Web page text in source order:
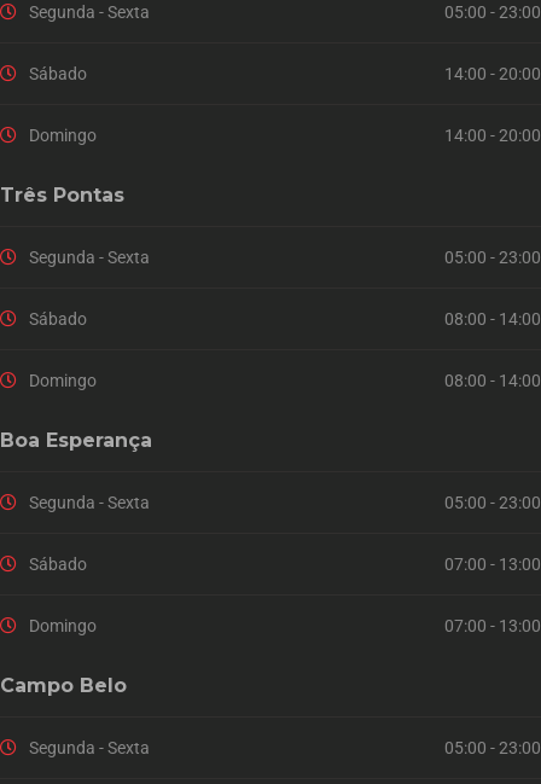
Segunda - Sexta 05:00 - 23:00
Sábado 14:00 - 20:00
Domingo 14:00 - 20:00
Três Pontas
Segunda - Sexta 05:00 - 23:00
Sábado 08:00 - 14:00
Domingo 08:00 - 14:00
Boa Esperança
Segunda - Sexta 05:00 - 23:00
Sábado 07:00 - 13:00
Domingo 07:00 - 13:00
Campo Belo
Segunda - Sexta 05:00 - 23:00